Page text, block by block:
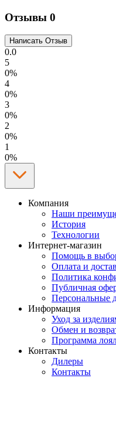
Отзывы 0
0.0
5
0%
4
0%
3
0%
2
0%
1
0%
Компания
Наши
История
Технологии
Интернет-магазин
Помощь в
Оплата и
Политика
Публичная
Персональные
Информация
Уход за
Обмен и
Программа
Контакты
Дилеры
Контакты